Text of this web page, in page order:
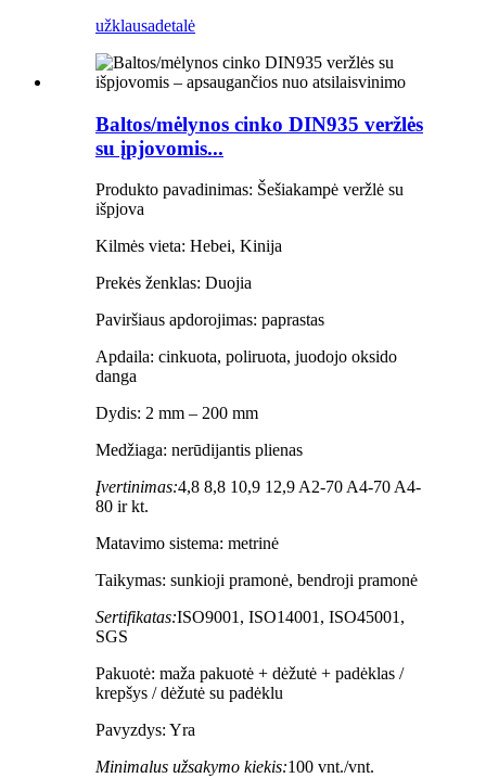
užklausadetalė
Baltos/mėlynos cinko DIN935 veržlės
su įpjovomis...
Produkto pavadinimas: Šešiakampė veržlė su
išpjova
Kilmės vieta: Hebei, Kinija
Prekės ženklas: Duojia
Paviršiaus apdorojimas: paprastas
Apdaila: cinkuota, poliruota, juodojo oksido
danga
Dydis: 2 mm – 200 mm
Medžiaga: nerūdijantis plienas
Įvertinimas:4,8 8,8 10,9 12,9 A2-70 A4-70 A4-
80 ir kt.
Matavimo sistema: metrinė
Taikymas: sunkioji pramonė, bendroji pramonė
Sertifikatas:ISO9001, ISO14001, ISO45001,
SGS
Pakuotė: maža pakuotė + dėžutė + padėklas /
krepšys / dėžutė su padėklu
Pavyzdys: Yra
Minimalus užsakymo kiekis:100 vnt./vnt.